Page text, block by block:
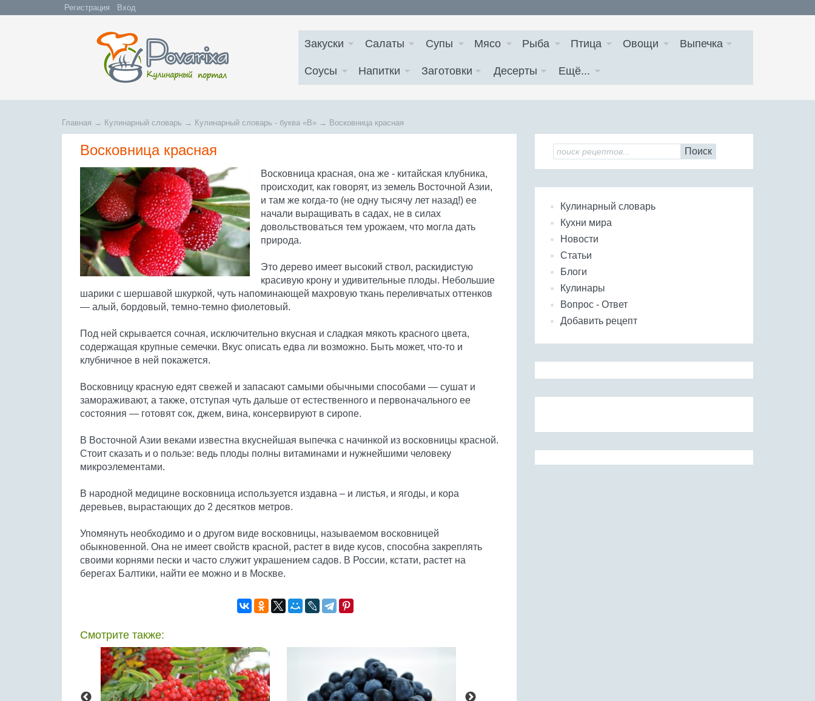
Регистрация Вход
Закуски Салаты Супы Мясо Рыба Птица Овощи Выпечка
Соусы Напитки Заготовки Десерты Ещё...
Главная → Кулинарный словарь → Кулинарный словарь - буква «В» → Восковница красная
Восковница красная
Восковница красная, она же - китайская клубника,
происходит, как говорят, из земель Восточной Азии,
и там же когда-то (не одну тысячу лет назад!) ее
начали выращивать в садах, не в силах
довольствоваться тем урожаем, что могла дать
природа.
Это дерево имеет высокий ствол, раскидистую
красивую крону и удивительные плоды. Небольшие
шарики с шершавой шкуркой, чуть напоминающей махровую ткань переливчатых оттенков
— алый, бордовый, темно-темно фиолетовый.
Под ней скрывается сочная, исключительно вкусная и сладкая мякоть красного цвета,
содержащая крупные семечки. Вкус описать едва ли возможно. Быть может, что-то и
клубничное в ней покажется.
Восковницу красную едят свежей и запасают самыми обычными способами — сушат и
замораживают, а также, отступая чуть дальше от естественного и первоначального ее
состояния — готовят сок, джем, вина, консервируют в сиропе.
В Восточной Азии веками известна вкуснейшая выпечка с начинкой из восковницы красной.
Стоит сказать и о пользе: ведь плоды полны витаминами и нужнейшими человеку
микроэлементами.
В народной медицине восковница используется издавна – и листья, и ягоды, и кора
деревьев, вырастающих до 2 десятков метров.
Упомянуть необходимо и о другом виде восковницы, называемом восковницей
обыкновенной. Она не имеет свойств красной, растет в виде кусов, способна закреплять
своими корнями пески и часто служит украшением садов. В России, кстати, растет на
берегах Балтики, найти ее можно и в Москве.
Смотрите также:
Поиск
Кулинарный словарь
Кухни мира
Новости
Статьи
Блоги
Кулинары
Вопрос - Ответ
Добавить рецепт